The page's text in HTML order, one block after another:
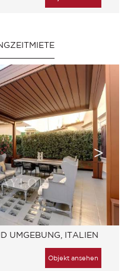
UMGEBUNG, ITALIEN
Objekt ansehen